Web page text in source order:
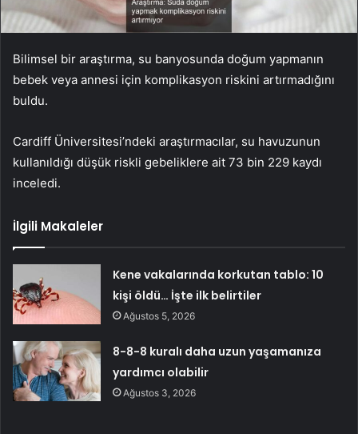
Bilimsel bir araştırma, su banyosunda doğum yapmanın
bebek veya annesi için komplikasyon riskini artırmadığını
buldu.
Cardiff Üniversitesi’ndeki araştırmacılar, su havuzunun
kullanıldığı düşük riskli gebeliklere ait 73 bin 229 kaydı
inceledi.
İlgili Makaleler
Kene vakalarında korkutan tablo: 10
kişi öldü… İşte ilk belirtiler
Ağustos 5, 2026
8-8-8 kuralı daha uzun yaşamanıza
yardımcı olabilir
Ağustos 3, 2026